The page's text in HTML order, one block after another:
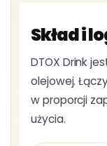
Skład i
DTOX Drink
olejowej.
w proporcji
użycia.